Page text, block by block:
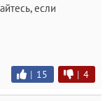
если
| 15 | 4